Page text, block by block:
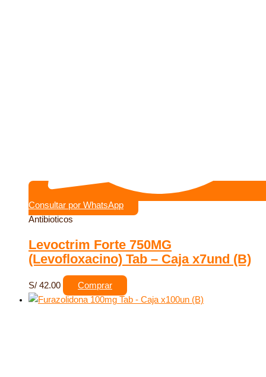
Consultar por WhatsApp
Antibioticos
Levoctrim Forte 750MG
(Levofloxacino) Tab – Caja x7und (B)
S/ 42.00 Comprar